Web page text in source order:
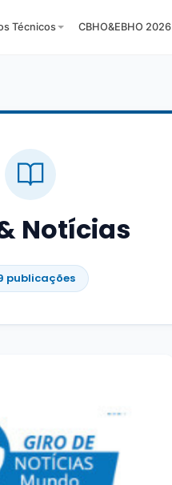
Técnicos CBHO&EBHO 2026
Notícias
publicações